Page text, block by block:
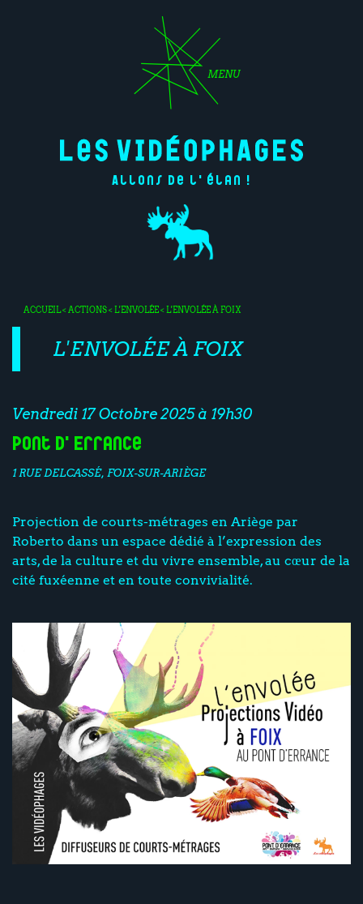
MENU
Allons de l'élan !
ACCUEIL<ACTIONS< L'ENVOLÉE< L'ENVOLÉE À FOIX
L'ENVOLÉE À FOIX
Vendredi 17 Octobre 2025 à 19h30
Pont d'Errance
1 RUE DELCASSÉ, FOIX-SUR-ARIÈGE
Projection de courts-métrages en Ariège par
Roberto dans un espace dédié à l’expression des
arts, de la culture et du vivre ensemble, au cœur de la
cité fuxéenne et en toute convivialité.